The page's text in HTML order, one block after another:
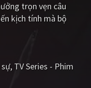
trọn vẹn câu
kịch tính mà bộ
TV Series - Phim